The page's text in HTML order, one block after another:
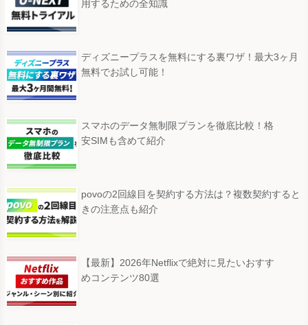
用するための全知識
ディズニープラスを無料にする裏ワザ！最大3ヶ月
無料でお試し可能！
スマホのデータ無制限プランを徹底比較！格
安SIMも含めて紹介
povoの2回線目を契約する方法は？複数契約すると
きの注意点も紹介
【最新】2026年Netflixで絶対に見たいおすす
めコンテンツ80選